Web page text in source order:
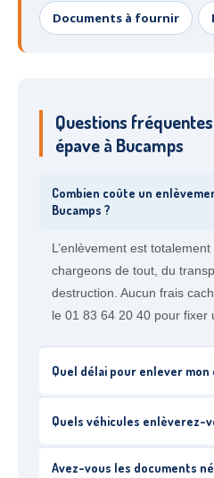
Documents à fournir
Questions
épave à Bucamps
Combien coûte un
Bucamps ?
L’enlèvement est
chargeons de tout, du
destruction. Aucun frais
le 01 83 64 20 40 pour fixer
Quel délai pour enlever mon
Quels véhicules enlèverez-
Avez-vous les documents